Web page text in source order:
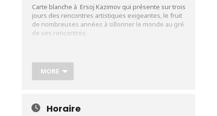
Carte blanche à Ersoj Kazimov qui présente sur trois
jours des rencontres artistiques exigeantes, le fruit
de nombreuses années à sillonner le monde au gré
de ses rencontres.
Abozekry. Le Trio Abozekrys est la toute première
collaboration des frères Égyptiens Mohamed (Oud)
et Abdallah Abozekry (Saz) : les deux musiciens
genre.
MORE
Horaire